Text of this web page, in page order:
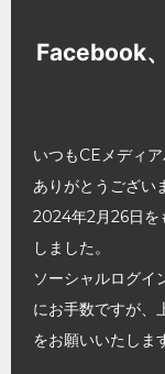
Facebook
いつもCEメディ
ありがとうござい
2024年2月26日を
しました。
ソーシャルログイ
にお手数ですが、
をお願いいたしま